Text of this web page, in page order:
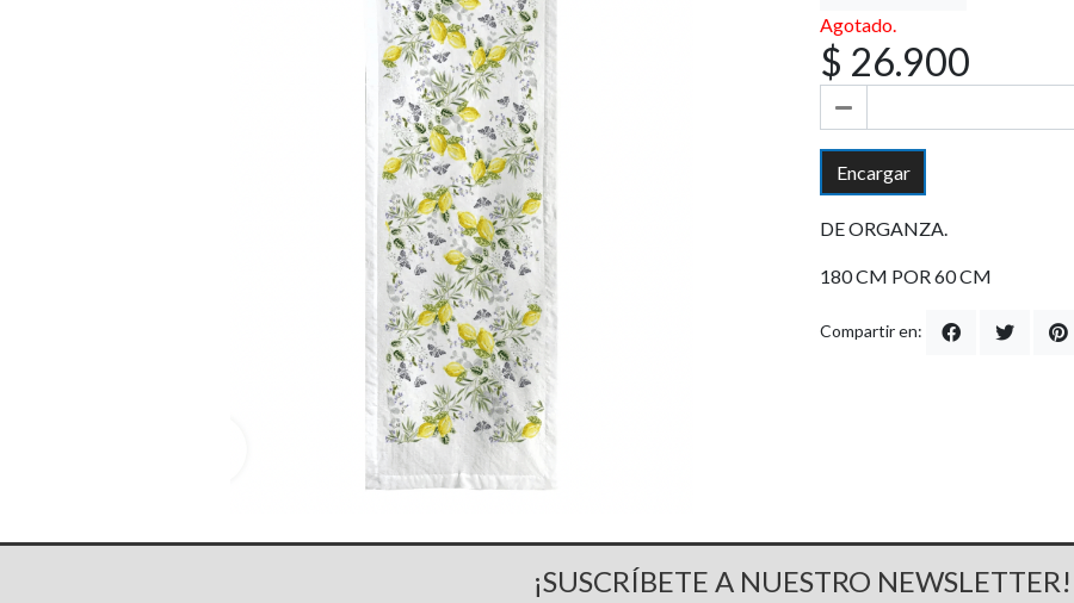
Agotado.
$ 26.900
Encargar
DE ORGANZA.
180 CM POR 60 CM
Compartir en:
¡SUSCRÍBETE A NUESTRO NEWSLETTER!